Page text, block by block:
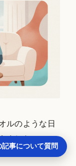
ルのような日
ました。
記事について質問